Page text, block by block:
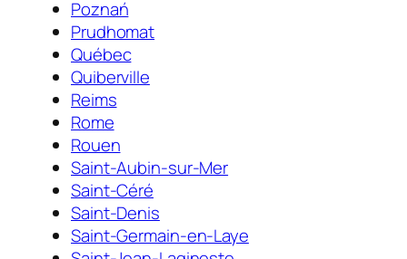
Poznań
Prudhomat
Québec
Quiberville
Reims
Rome
Rouen
Saint-Aubin-sur-Mer
Saint-Céré
Saint-Denis
Saint-Germain-en-Laye